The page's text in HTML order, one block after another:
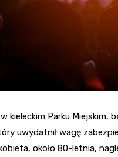
kieleckim Parku Miejskim,
uwydatnił wagę
około 80-letnia,